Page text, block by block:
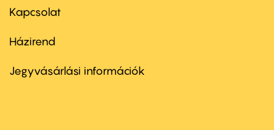
firstKapcsolat
Footer
second
Házirend
Jegyvásárlási információk